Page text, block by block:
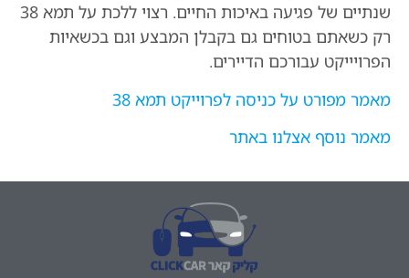
שנתיים של פגיעה באיכות החיים. רצוי ללכת על תמא 38
רק כשאתם בטוחים גם בקבלן המבצע וגם בכשאיות
הפרויייקט עבורכם הדיירים.
מאמר מפורט על כניסה לפרוייקט תמא 38
מאמר נוסף אצלנו באתר